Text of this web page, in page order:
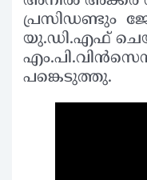
പ്രസിഡണ്ടും
യു.ഡി.എഫ്
പങ്കെടുത്തു.